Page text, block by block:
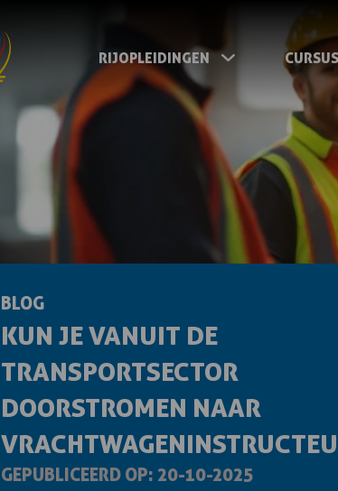
RIJOPLEIDINGEN
BLOG
KUN JE VANUIT DE
TRANSPORTSECTOR
DOORSTROMEN NAAR
GEPUBLICEERD OP: 20-10-2025